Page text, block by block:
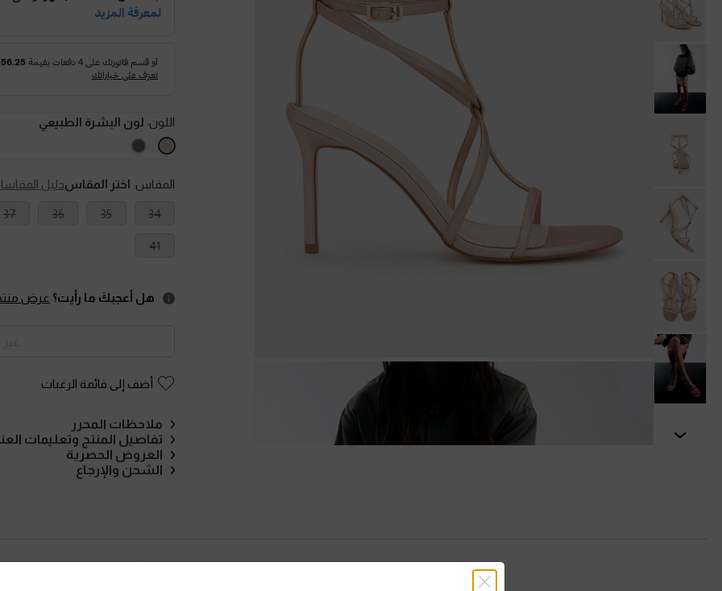
اللون: لون البشرة الطبيعي
المقاس: اختر المقاسدليل
34
35
36
37
41
هل أعجبكَ ما رأيت؟ عرض
أضف إلى قائمة الرغبات
ملاحظات المحرر
تفاصيل المنتج وتعليمات
العروض الحصرية
الشحن والإرجاع